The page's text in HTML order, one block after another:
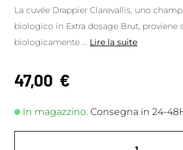
La cuvée Drappier Clarevallis, uno
biologico in Extra dosage Brut, proviene
biologicamente
Lire la suite
47,00 €
In magazzino. Consegna in 24-